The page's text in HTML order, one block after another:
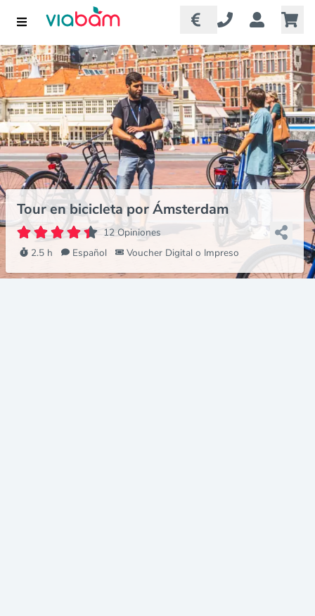
Tour en bicicleta por Ámsterdam
12 Opiniones
2.5 h
Español Voucher Digital o Impreso